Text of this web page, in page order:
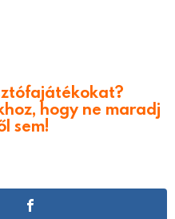
hogy ne maradj
sem!